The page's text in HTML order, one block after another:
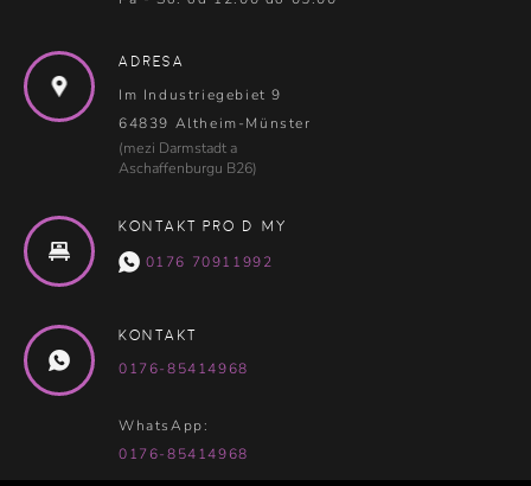
Adresa
Im Industriegebiet 9
64839 Altheim-Münster
(mezi Darmstadt a
Aschaffenburgu B26)
Kontakt pro dámy
0176 70911992
Kontakt
0176-85414968
WhatsApp:
0176-85414968